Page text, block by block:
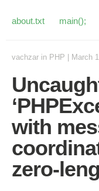
about.txt main();
vachzar in PHP March
with
zero-